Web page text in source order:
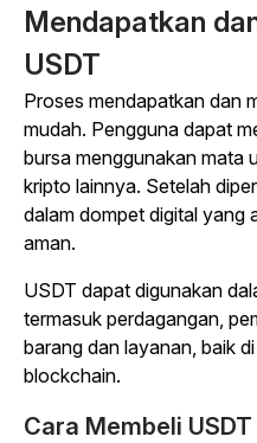
Mendapatkan
USDT
Proses mendapatkan dan
mudah. Pengguna dapat
bursa menggunakan mata
kripto lainnya. Setelah
dalam dompet digital yang
aman.
USDT dapat digunakan
termasuk perdagangan,
barang dan layanan, baik
blockchain.
Cara Membeli USDT